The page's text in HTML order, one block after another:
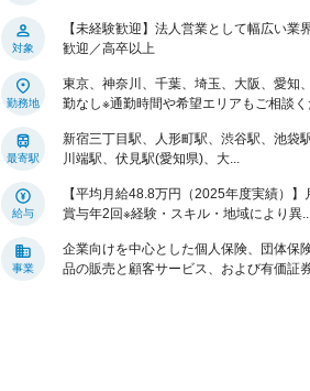
対象
【未経験歓迎】法人営業として幅広い
歓迎／高卒以上
勤務地
東京、神奈川、千葉、埼玉、大阪、愛知
勤なし※通勤時間や希望エリアもご相談
最寄駅
新宿三丁目駅、人形町駅、渋谷駅、池袋
川端駅、伏見駅(愛知県)、大...
給与
【平均月給48.8万円（2025年度実績）
賞与年2回※経験・スキル・地域により異
事業
企業向けを中心とした個人保険、団体保
品の販売と顧客サービス、および有価証